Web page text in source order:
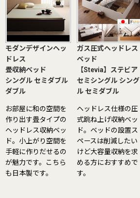
モダンデザインヘッ
ドレス
畳収納ベッド
シングルセミダブル
ダブル
お部屋に和の空間を
作り出す畳タイプの
ヘッドレス収納ベッ
ド。小上がり空間を
手軽に作りだせるの
が魅力です。こちら
も日本製です。
ガス圧式ヘッドレス
ベッド
【Stevia】ステビア
セミシングル シング
ルセミダブル
ヘッドレス仕様の圧
式跳ね上げ収納ベッ
ド。ベッドの設置ス
ペースは削減したい
けど大容量収納を求
める方におすすめで
す。